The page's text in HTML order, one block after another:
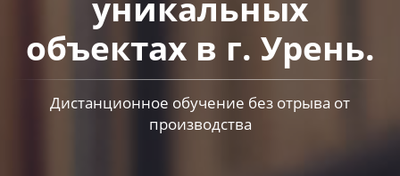
объектах в г. Урень.
Дистанционное обучение без отрыва от
производства